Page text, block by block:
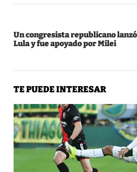
Un congresista republicano
Lula y fue apoyado por Milei
TE PUEDE INTERESAR